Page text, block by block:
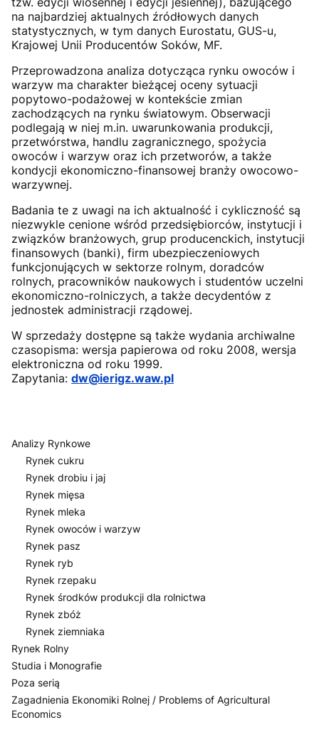
na najbardziej aktualnych źródłowych danych
statystycznych, w tym danych Eurostatu, GUS-u,
Krajowej Unii Producentów Soków, MF.
Przeprowadzona analiza dotycząca rynku owoców i
warzyw ma charakter bieżącej oceny sytuacji
popytowo-podażowej w kontekście zmian
zachodzących na rynku światowym. Obserwacji
podlegają w niej m.in. uwarunkowania produkcji,
przetwórstwa, handlu zagranicznego, spożycia
owoców i warzyw oraz ich przetworów, a także
kondycji ekonomiczno-finansowej branży owocowo-
warzywnej.
Badania te z uwagi na ich aktualność i cykliczność są
niezwykle cenione wśród przedsiębiorców, instytucji i
związków branżowych, grup producenckich, instytucji
finansowych (banki), firm ubezpieczeniowych
funkcjonujących w sektorze rolnym, doradców
rolnych, pracowników naukowych i studentów uczelni
ekonomiczno-rolniczych, a także decydentów z
jednostek administracji rządowej.
W sprzedaży dostępne są także wydania archiwalne
czasopisma: wersja papierowa od roku 2008, wersja
elektroniczna od roku 1999.
Zapytania: dw@ierigz.waw.pl
Analizy Rynkowe
Rynek cukru
Rynek drobiu i jaj
Rynek mięsa
Rynek mleka
Rynek owoców i warzyw
Rynek pasz
Rynek ryb
Rynek rzepaku
Rynek środków produkcji dla rolnictwa
Rynek zbóż
Rynek ziemniaka
Rynek Rolny
Studia i Monografie
Poza serią
Zagadnienia Ekonomiki Rolnej / Problems of Agricultural
Economics